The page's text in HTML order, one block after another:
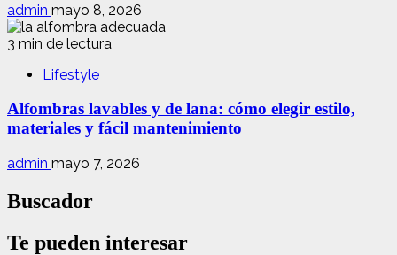
admin mayo 8, 2026
3 min de lectura
Lifestyle
Alfombras lavables y de lana: cómo elegir estilo,
materiales y fácil mantenimiento
admin mayo 7, 2026
Buscador
Te pueden interesar